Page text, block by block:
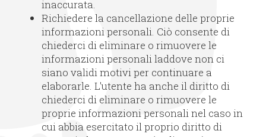
inaccurata.
Richiedere la cancellazione delle proprie
informazioni personali. Ciò consente di
chiederci di eliminare o rimuovere le
informazioni personali laddove non ci
siano validi motivi per continuare a
elaborarle. L'utente ha anche il diritto di
chiederci di eliminare o rimuovere le
proprie informazioni personali nel caso in
cui abbia esercitato il proprio diritto di